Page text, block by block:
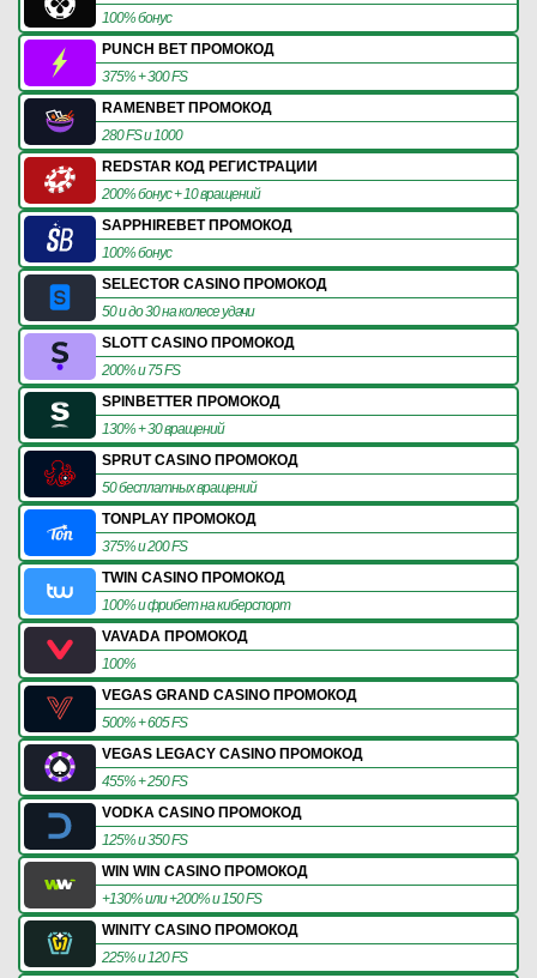
100% бонус
PUNCH BET ПРОМОКОД
375% + 300 FS
RAMENBET ПРОМОКОД
280 FS и 1000
REDSTAR КОД РЕГИСТРАЦИИ
200% бонус + 10 вращений
SAPPHIREBET ПРОМОКОД
100% бонус
SELECTOR CASINO ПРОМОКОД
50 и до 30 на колесе удачи
SLOTT CASINO ПРОМОКОД
200% и 75 FS
SPINBETTER ПРОМОКОД
130% + 30 вращений
SPRUT CASINO ПРОМОКОД
50 бесплатных вращений
TONPLAY ПРОМОКОД
375% и 200 FS
TWIN CASINO ПРОМОКОД
100% и фрибет на киберспорт
VAVADA ПРОМОКОД
100%
VEGAS GRAND CASINO ПРОМОКОД
500% + 605 FS
VEGAS LEGACY CASINO ПРОМОКОД
455% + 250 FS
VODKA CASINO ПРОМОКОД
125% и 350 FS
WIN WIN CASINO ПРОМОКОД
+130% или +200% и 150 FS
WINITY CASINO ПРОМОКОД
225% и 120 FS